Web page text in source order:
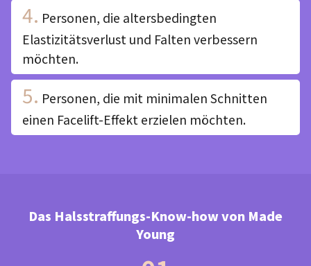
4. Personen, die altersbedingten
Elastizitätsverlust und Falten verbessern
möchten.
5. Personen, die mit minimalen Schnitten
einen Facelift-Effekt erzielen möchten.
Das Halsstraffungs-Know-how von Made
Young